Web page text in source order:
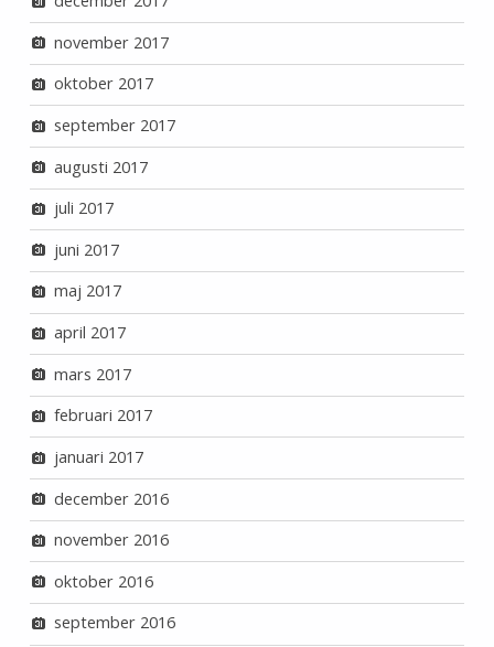
november 2017
oktober 2017
september 2017
augusti 2017
juli 2017
juni 2017
maj 2017
april 2017
mars 2017
februari 2017
januari 2017
december 2016
november 2016
oktober 2016
september 2016